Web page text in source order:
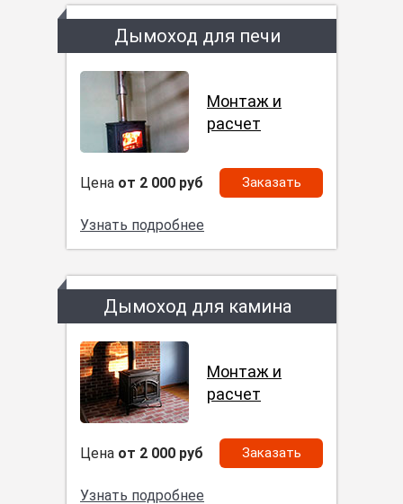
Дымоход для печи
Монтаж и
расчет
Цена от 2 000 руб Заказать
Узнать подробнее
Дымоход для камина
Монтаж и
расчет
Цена от 2 000 руб Заказать
Узнать подробнее